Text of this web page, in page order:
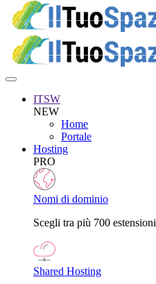
ITSW
NEW
Home
Portale
Hosting
PRO
Nomi di dominio
Scegli tra più 700 estensioni
Shared Hosting